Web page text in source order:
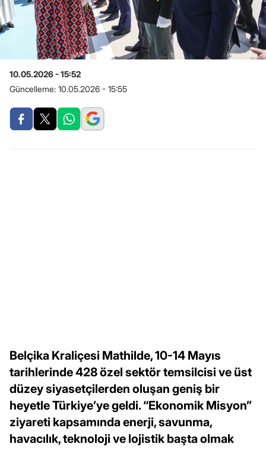
10.05.2026 - 15:52
Güncelleme: 10.05.2026 - 15:55
Belçika Kraliçesi Mathilde, 10-14 Mayıs
tarihlerinde 428 özel sektör temsilcisi ve üst
düzey siyasetçilerden oluşan geniş bir
heyetle Türkiye’ye geldi. “Ekonomik Misyon”
ziyareti kapsamında enerji, savunma,
havacılık, teknoloji ve lojistik başta olmak